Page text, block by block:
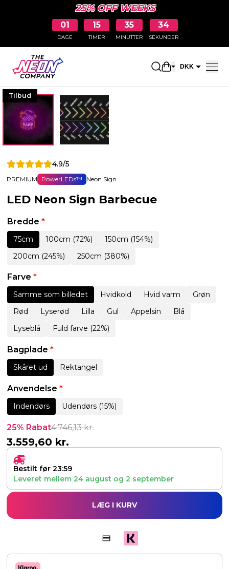
25% OFF WEEKS
01
DAGE
15
TIMER
35
MINUTTER
33
SEKUNDER
Åbn DKK
Tilbud
4.9/5
PREMIUM PowerLEDs™ Neon Sign
LED Neon Sign Barbecue
Bredde *
75cm 100cm (72%)
150cm (154%)
200cm (245%)
250cm (380%)
Farve *
Samme som billedet Hvidkold Hvid varm
Grøn
Rød
Lyserød Lilla Gul Appelsin
Blå
Lyseblå
Fuld farve (22%)
Bagplade *
Skåret ud Rektangel
Anvendelse *
Indendørs Udendørs (15%)
25% Rabat4.746,13kr.
3.559,60 kr.
Bestilt før 23:59
Leveret mellem 24 august og 2 september
LÆG I KURV